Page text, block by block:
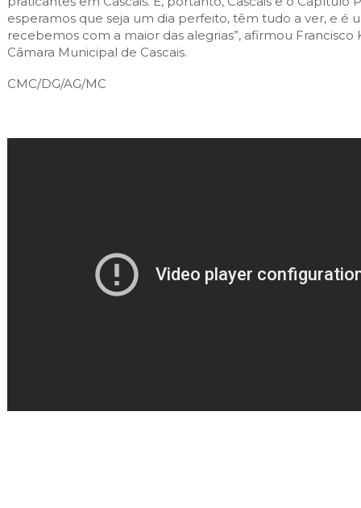
esperamos que seja um dia perfeito, têm tudo a ver, e é
recebemos com a maior das alegrias”, afirmou Francisco
Câmara Municipal de Cascais.
CMC/DG/AG/MC